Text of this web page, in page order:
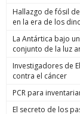
Hallazgo de fósil
en la era de los
La Antártica bajo
conjunto de la luz
Investigadores de
contra el cáncer
PCR para
El secreto de los